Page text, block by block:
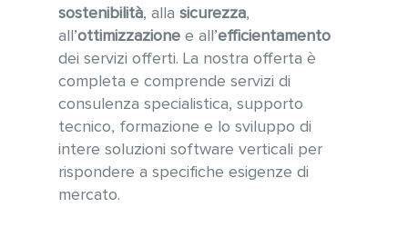
sostenibilità, allasicurezza,
all’ottimizzazione e all’efficientamento
dei servizi offerti. La nostra offerta è
completa ecomprende servizi di
consulenza specialistica, supporto
tecnico, formazione e lo sviluppo di
intere soluzioni software verticali per
rispondere a specifiche esigenzedi
mercato.